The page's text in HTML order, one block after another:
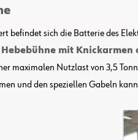
befindet sich die Batterie des
Hebebühne mit Knickarmen
maximalen Nutzlast von 3,5
und den speziellen Gabeln